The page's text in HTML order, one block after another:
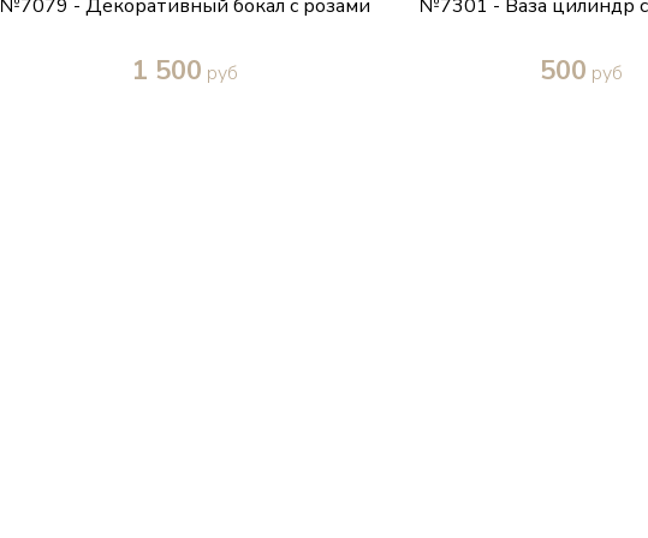
№7079 - Декоративный бокал с розами
1 500 руб
№7301 - Ваза цилиндр
500 руб